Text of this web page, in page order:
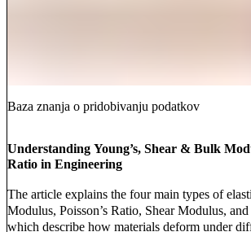
Baza znanja o pridobivanju podatkov
Understanding Young’s, Shear & Bulk
Ratio in Engineering
The article explains the four main types of
Modulus, Poisson’s Ratio, Shear Modulus,
which describe how materials deform under